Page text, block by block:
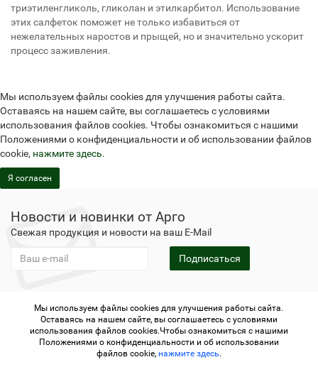
триэтиленгликоль, гликолан и этилкарбитол. Использование
этих салфеток поможет не только избавиться от
нежелательных наростов и прыщей, но и значительно ускорит
процесс заживления.
Мы используем файлы cookies для улучшения работы сайта.
Оставаясь на нашем сайте, вы соглашаетесь с условиями
использования файлов cookies. Чтобы ознакомиться с нашими
Положениями о конфиденциальности и об использовании файлов
cookie, нажмите здесь.
Я согласен
Новости и новинки от Арго
Свежая продукция и новости на ваш E-Mail
Подписаться
Не является публичной офертой
Политика
конфиденциальности
Не является публичной офертой
Политика конфиденциальности
Регистрация в Арго
Мы используем файлы cookies для улучшения работы сайта.
Оставаясь на нашем сайте, вы соглашаетесь с условиями
использования файлов cookies.Чтобы ознакомиться с нашими
Положениями о конфиденциальности и об использовании
файлов cookie, нажмите здесь.